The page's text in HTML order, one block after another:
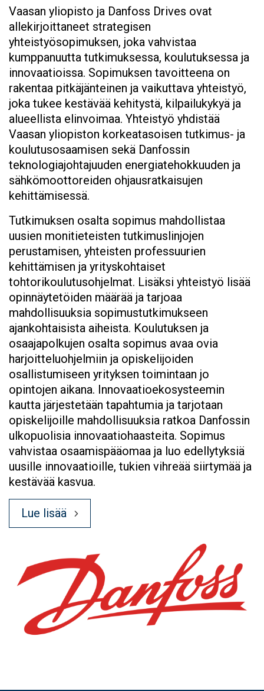
Vaasan yliopisto ja Danfoss Drives ovat
allekirjoittaneet strategisen
yhteistyösopimuksen, joka vahvistaa
kumppanuutta tutkimuksessa, koulutuksessa ja
innovaatioissa. Sopimuksen tavoitteena on
rakentaa pitkäjänteinen ja vaikuttava yhteistyö,
joka tukee kestävää kehitystä, kilpailukykyä ja
alueellista elinvoimaa. Yhteistyö yhdistää
Vaasan yliopiston korkeatasoisen tutkimus- ja
koulutusosaamisen sekä Danfossin
teknologiajohtajuuden energiatehokkuuden ja
sähkömoottoreiden ohjausratkaisujen
kehittämisessä.
Tutkimuksen osalta sopimus mahdollistaa
uusien monitieteisten tutkimuslinjojen
perustamisen, yhteisten professuurien
kehittämisen ja yrityskohtaiset
tohtorikoulutusohjelmat. Lisäksi yhteistyö lisää
opinnäytetöiden määrää ja tarjoaa
mahdollisuuksia sopimustutkimukseen
ajankohtaisista aiheista. Koulutuksen ja
osaajapolkujen osalta sopimus avaa ovia
harjoitteluohjelmiin ja opiskelijoiden
osallistumiseen yrityksen toimintaan jo
opintojen aikana. Innovaatioekosysteemin
kautta järjestetään tapahtumia ja tarjotaan
opiskelijoille mahdollisuuksia ratkoa Danfossin
ulkopuolisia innovaatiohaasteita. Sopimus
vahvistaa osaamispääomaa ja luo edellytyksiä
uusille innovaatioille, tukien vihreää siirtymää ja
kestävää kasvua.
Lue lisää